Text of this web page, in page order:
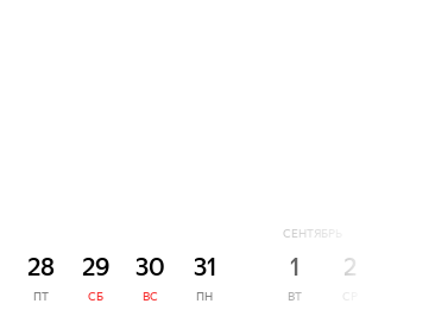
28
ПТ
29
СБ
30
ВС
31
ПН
СЕНТЯБРЬ
1
ВТ
2